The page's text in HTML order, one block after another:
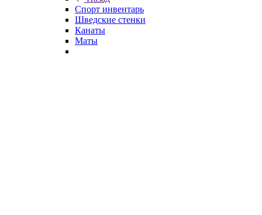
Спорт инвентарь
Шведские стенки
Канаты
Маты